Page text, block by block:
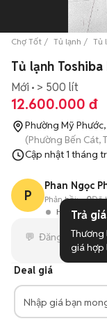
Chợ Tốt Tủ lạnh Tủ
Tủ lạnh
Mới > 500 lít
12.600.000 đ
Phường Mỹ
(Phường Bến Cát,
Cập nhật1 tháng
P
Phan Ngọc
Hoạt động
Phản hồi: --0Đã
Deal giá
Nhập giá bạn
Trả giá
Thương
giá hợp